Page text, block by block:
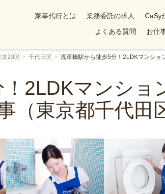
家事代行とは 業務委託の求人 CaSy
よくある質問
お仕
京23区 千代田区 浅草橋駅から徒歩5分！2LDKマンショ
2LDKマンショ
（東京都千代田